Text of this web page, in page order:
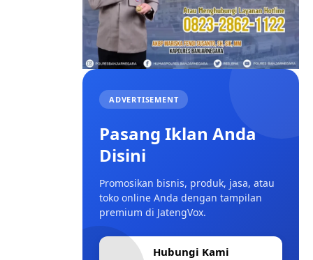
ADVERTISEMENT
Pasang Iklan Anda
Disini
Promosikan bisnis, produk, jasa, atau
toko online Anda dengan tampilan
premium di JatengVox.
Hubungi Kami